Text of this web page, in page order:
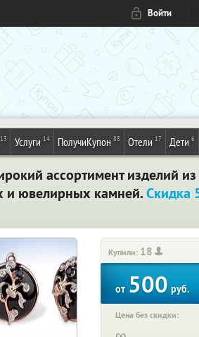
Войти
13 Услуги 14 ПолучиКупон 88 Отели 17 Дети 6
ассортимент изделий из
и ювелирных камней.Скидка
Купили: 18
от500руб.
Цена без скидки: